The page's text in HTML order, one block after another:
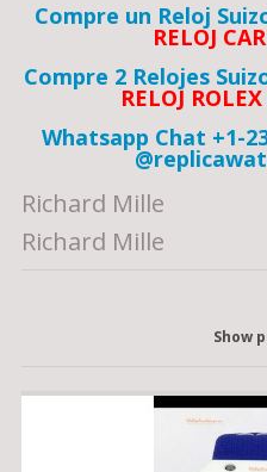
Compre un Reloj
RELOJ
Compre 2 Relojes
RELOJ
Whatsapp Chat +1-
Richard Mille
Richard Mille
Show